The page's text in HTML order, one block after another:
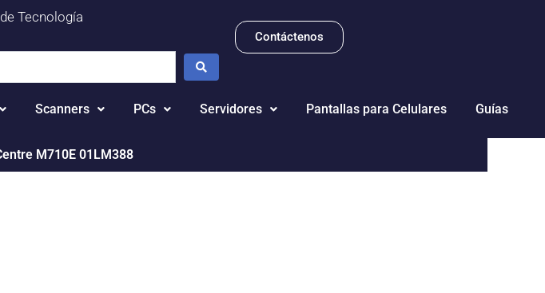
Tecnología
Contáctenos
Scanners PCs Servidores Pantallas para Celulares Guías
M710E 01LM388